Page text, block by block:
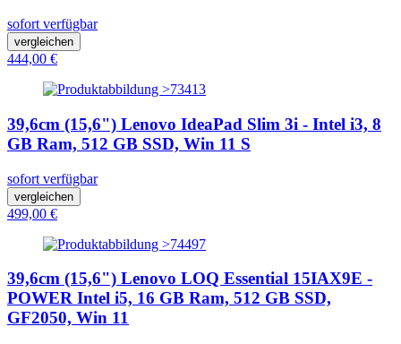
sofort verfügbar
vergleichen
444,00 €
39,6cm (15,6") Lenovo IdeaPad Slim 3i - Intel i3, 8
GB Ram, 512 GB SSD, Win 11 S
sofort verfügbar
vergleichen
499,00 €
39,6cm (15,6") Lenovo LOQ Essential 15IAX9E -
POWER Intel i5, 16 GB Ram, 512 GB SSD,
GF2050, Win 11